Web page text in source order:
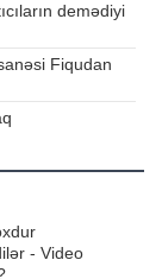
demədiyi
Fiqudan
- Video